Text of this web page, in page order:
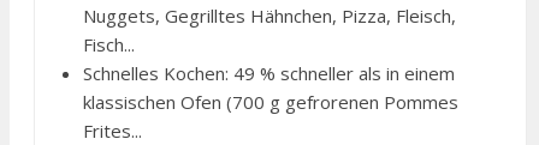
Nuggets, Gegrilltes Hähnchen, Pizza, Fleisch,
Fisch...
Schnelles Kochen: 49 % schneller als in einem
klassischen Ofen (700 g gefrorenen Pommes
Frites...